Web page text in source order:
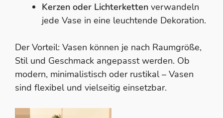
Kerzen oder Lichterketten verwandeln
jede Vase in eine leuchtende Dekoration.
Der Vorteil: Vasen können je nach Raumgröße,
Stil und Geschmack angepasst werden. Ob
modern, minimalistisch oder rustikal – Vasen
sind flexibel und vielseitig einsetzbar.